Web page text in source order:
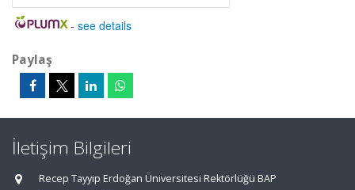
- see details
Paylaş
İletişim Bilgileri
Recep Tayyip Erdoğan Üniversitesi Rektörlüğü BAP